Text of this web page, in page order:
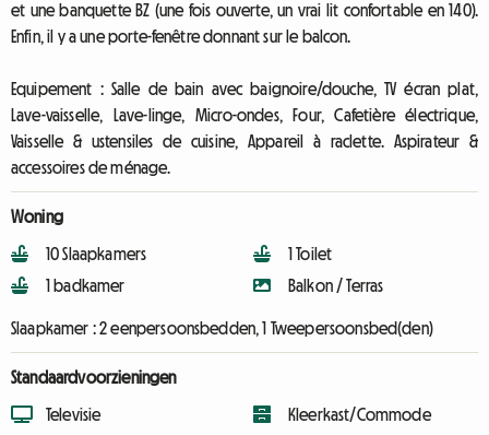
et une banquette BZ (une fois ouverte, un vrai lit confortable en 140).
Enfin, il y a une porte-fenêtre donnant sur le balcon.
Equipement : Salle de bain avec baignoire/douche, TV écran plat,
Lave-vaisselle, Lave-linge, Micro-ondes, Four, Cafetière électrique,
Vaisselle & ustensiles de cuisine, Appareil à raclette. Aspirateur &
accessoires de ménage.
Woning
10 Slaapkamers
1 badkamer
1 Toilet
Balkon / Terras
Slaapkamer :2 eenpersoonsbedden, 1 Tweepersoonsbed(den)
Standaardvoorzieningen
Televisie
Kleerkast/Commode